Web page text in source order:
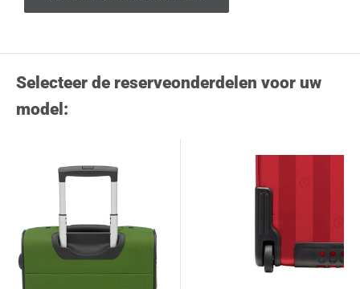
Selecteer de reserveonderdelen voor uw
model: